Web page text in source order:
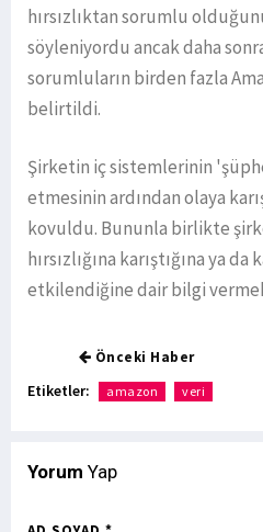
hırsızlıktan sorumlu
söyleniyordu ancak daha
sorumluların birden fazla
belirtildi.
Şirketin iç sistemlerinin
etmesinin ardından olaya
kovuldu. Bununla birlikte
hırsızlığına karıştığına ya
etkilendiğine dair bilgi
Önceki Haber
Etiketler: amazon veri
Yorum Yap